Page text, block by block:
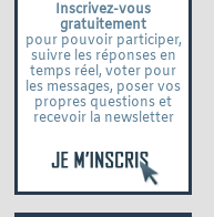
Inscrivez-vous
gratuitement
pour pouvoir participer,
suivre les réponses en
temps réel, voter pour
les messages, poser vos
propres questions et
recevoir la newsletter